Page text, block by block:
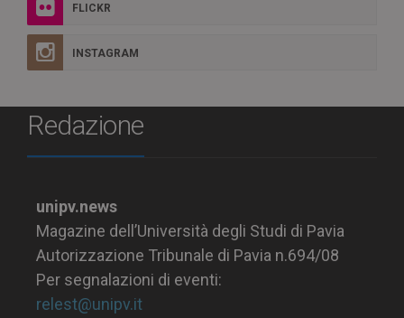
FLICKR
INSTAGRAM
Redazione
unipv.news
Magazine dell’Università degli Studi di Pavia
Autorizzazione Tribunale di Pavia n.694/08
Per segnalazioni di eventi:
relest@unipv.it